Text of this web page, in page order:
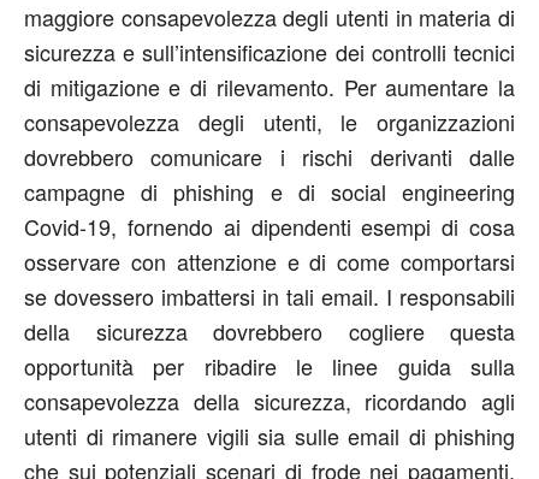
maggiore consapevolezza degli utenti in materia di
sicurezza e sull’intensificazione dei controlli tecnici
di mitigazione e di rilevamento. Per aumentare la
consapevolezza degli utenti, le organizzazioni
dovrebbero comunicare i rischi derivanti dalle
campagne di phishing e di social engineering
Covid-19, fornendo ai dipendenti esempi di cosa
osservare con attenzione e di come comportarsi
se dovessero imbattersi in tali email. I responsabili
della sicurezza dovrebbero cogliere questa
opportunità per ribadire le linee guida sulla
consapevolezza della sicurezza, ricordando agli
utenti di rimanere vigili sia sulle email di phishing
che sui potenziali scenari di frode nei pagamenti.